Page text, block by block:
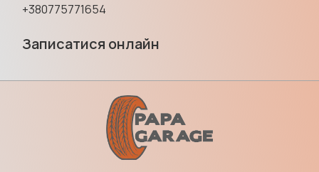
+380775771654
Записатися онлайн